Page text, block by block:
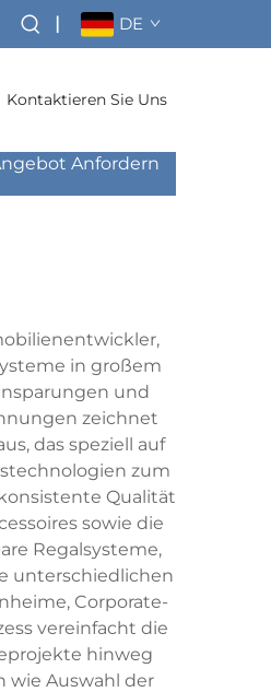
| DE
Kontaktieren Sie Uns
Anfordern
in großem
und
zeichnet
das speziell auf
zum
Qualität
sowie die
Regalsysteme,
unterschiedlichen
Corporate-
vereinfacht die
hinweg
wie Auswahl der